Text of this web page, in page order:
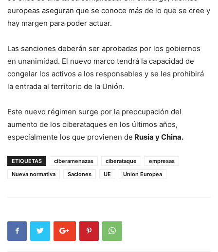
europeas aseguran que se conoce más de lo que se cree y
hay margen para poder actuar.
Las sanciones deberán ser aprobadas por los gobiernos
en unanimidad. El nuevo marco tendrá la capacidad de
congelar los activos a los responsables y se les prohibirá
la entrada al territorio de la Unión.
Este nuevo régimen surge por la preocupación del
aumento de los ciberataques en los últimos años,
especialmente los que provienen de Rusia y China.
ETIQUETAS ciberamenazas ciberataque
empresas
Nueva normativa
Saciones UE Union Europea